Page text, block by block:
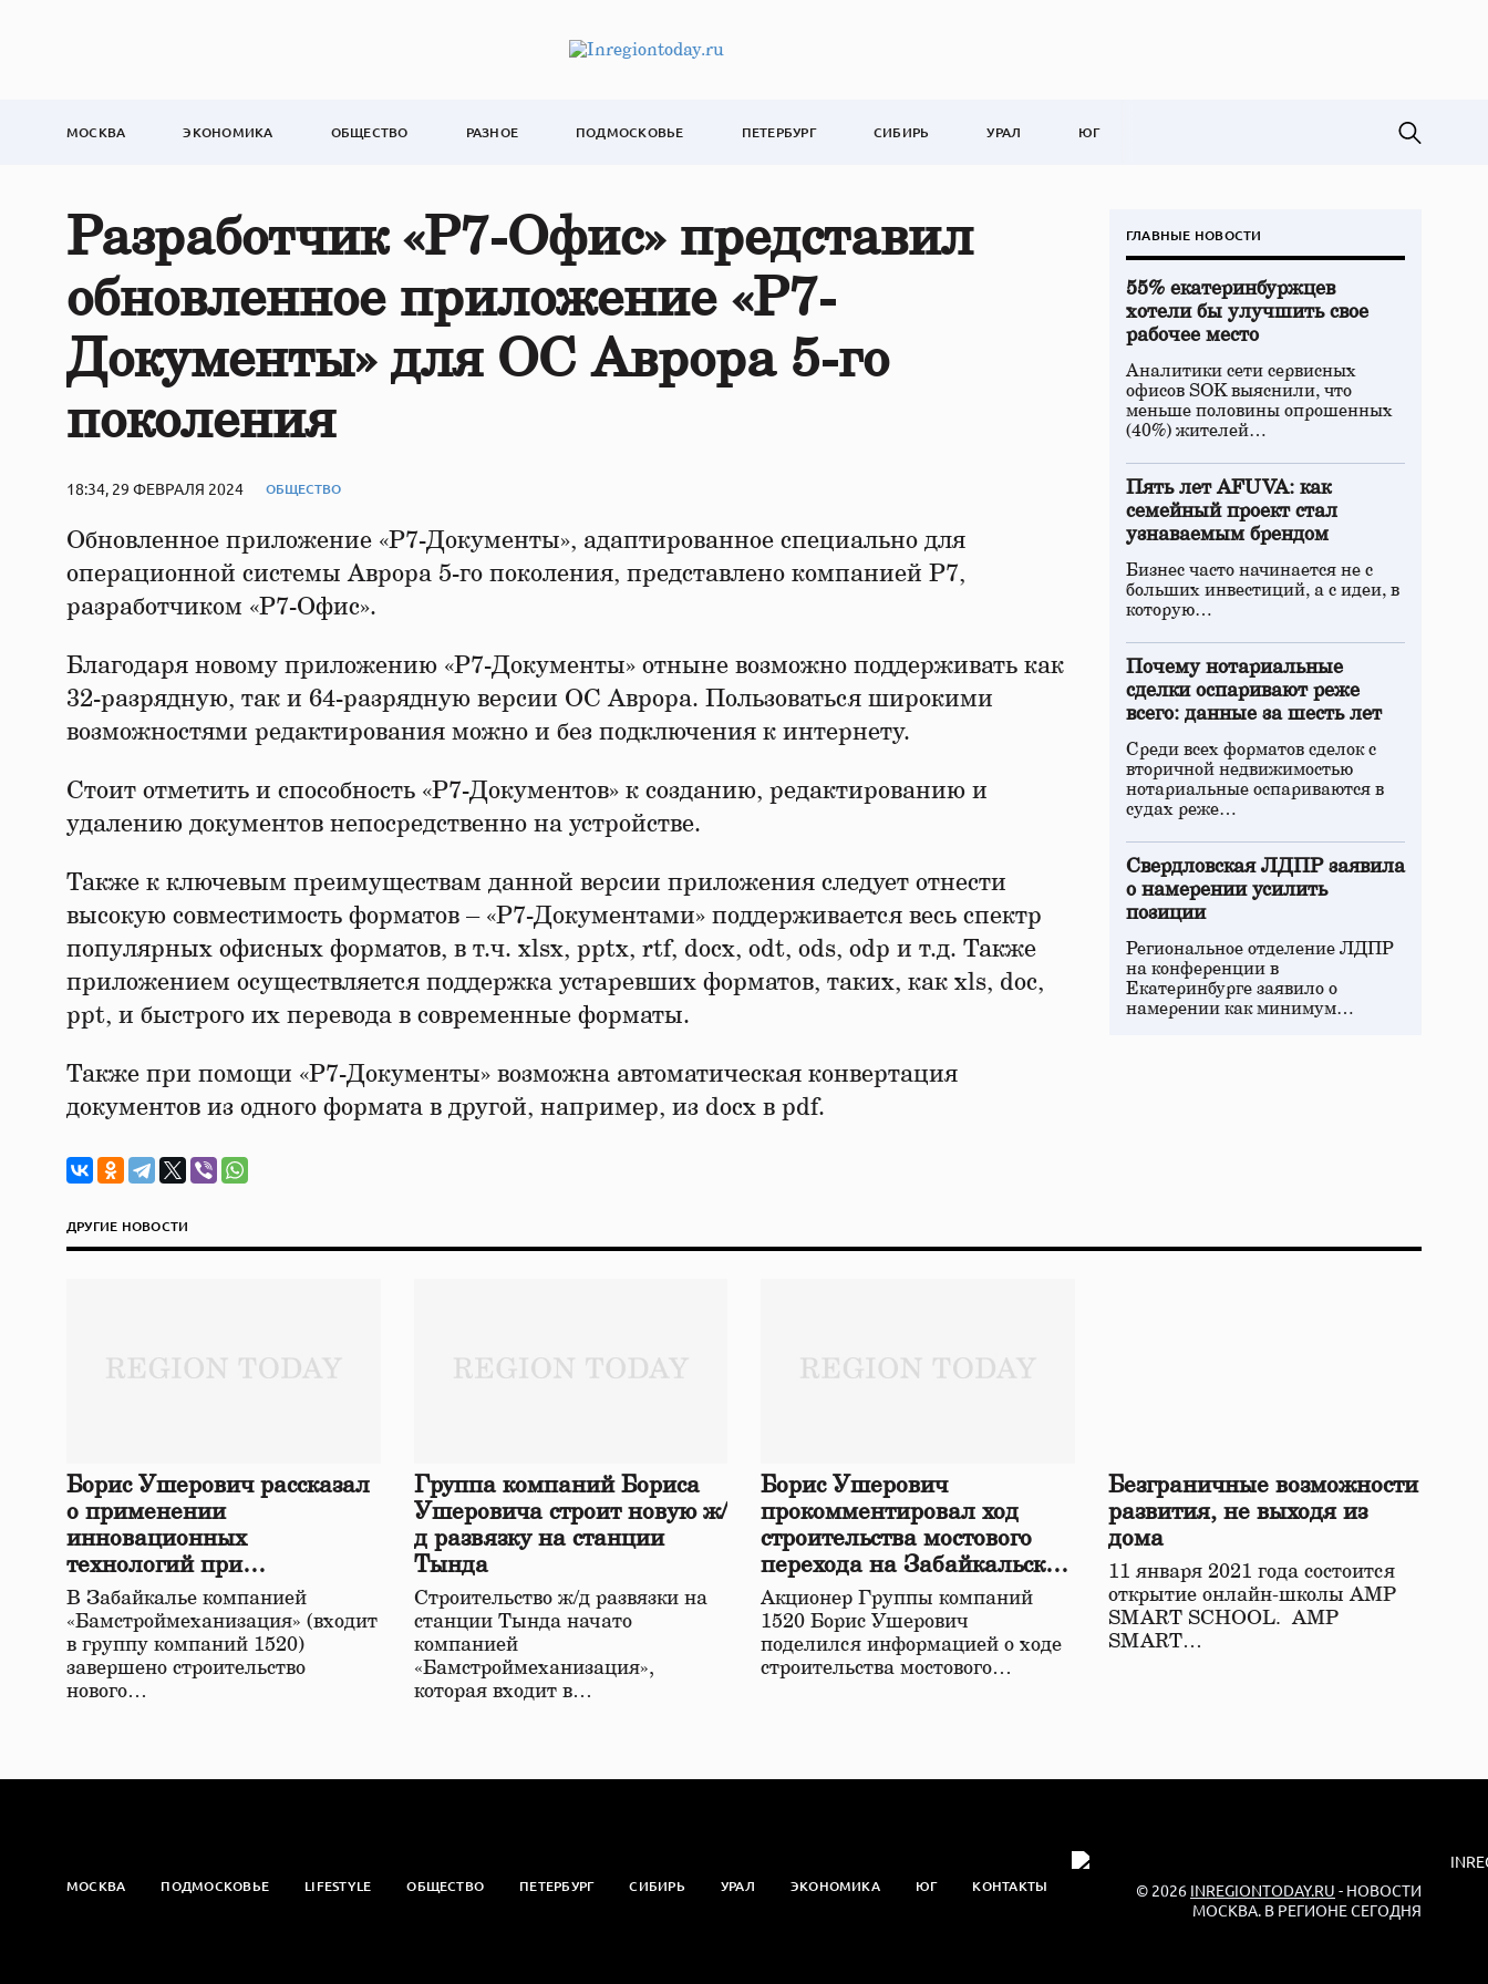
МОСКВА ЭКОНОМИКА ОБЩЕСТВО РАЗНОЕ ПОДМОСКОВЬЕ ПЕТЕРБУРГ СИБИРЬ УРАЛ ЮГ
Разработчик «Р7-Офис» представил
обновленное приложение «Р7-
Документы» для ОС Аврора 5-го
поколения
18:34, 29 ФЕВРАЛЯ 2024 ОБЩЕСТВО
Обновленное приложение «Р7-Документы», адаптированное специально для
операционной системы Аврора 5-го поколения, представлено компанией Р7,
разработчиком «Р7-Офис».
Благодаря новому приложению «Р7-Документы» отныне возможно поддерживать как
32-разрядную, так и 64-разрядную версии ОС Аврора. Пользоваться широкими
возможностями редактирования можно и без подключения к интернету.
Стоит отметить и способность «Р7-Документов» к созданию, редактированию и
удалению документов непосредственно на устройстве.
Также к ключевым преимуществам данной версии приложения следует отнести
высокую совместимость форматов – «Р7-Документами» поддерживается весь спектр
популярных офисных форматов, в т.ч. xlsx, pptx, rtf, docx, odt, ods, odp и т.д. Также
приложением осуществляется поддержка устаревших форматов, таких, как xls, doc,
ppt, и быстрого их перевода в современные форматы.
Также при помощи «Р7-Документы» возможна автоматическая конвертация
документов из одного формата в другой, например, из docx в pdf.
ГЛАВНЫЕ НОВОСТИ
55% екатеринбуржцев
хотели бы улучшить свое
рабочее место
Аналитики сети сервисных
офисов SOK выяснили, что
меньше половины опрошенных
(40%) жителей…
Пять лет AFUVA: как
семейный проект стал
узнаваемым брендом
Бизнес часто начинается не с
больших инвестиций, а с идеи, в
которую…
Почему нотариальные
сделки оспаривают реже
всего: данные за шесть лет
Среди всех форматов сделок с
вторичной недвижимостью
нотариальные оспариваются в
судах реже…
Свердловская ЛДПР заявила
о намерении усилить
позиции
Региональное отделение ЛДПР
на конференции в
Екатеринбурге заявило о
намерении как минимум…
ДРУГИЕ НОВОСТИ
Борис Ушерович рассказал
о применении
инновационных
технологий при
строительстве нового моста
в Забайкалье
В Забайкалье компанией
«Бамстроймеханизация» (входит
в группу компаний 1520)
завершено строительство
нового…
Группа компаний Бориса
Ушеровича строит новую ж/
д развязку на станции
Тында
Строительство ж/д развязки на
станции Тында начато
компанией
«Бамстроймеханизация»,
которая входит в…
Борис Ушерович
прокомментировал ход
строительства мостового
перехода на Забайкальской
железной дороге
Акционер Группы компаний
1520 Борис Ушерович
поделился информацией о ходе
строительства мостового…
Безграничные возможности
развития, не выходя из
дома
11 января 2021 года состоится
открытие онлайн-школы АМР
SMART SCHOOL. АМР
SMART…
МОСКВА ПОДМОСКОВЬЕ LIFESTYLE ОБЩЕСТВО ПЕТЕРБУРГ СИБИРЬ УРАЛ ЭКОНОМИКА ЮГ КОНТАКТЫ © 2026 INREGIONTODAY.RU - НОВОСТИ
МОСКВА. В РЕГИОНЕ СЕГОДНЯ